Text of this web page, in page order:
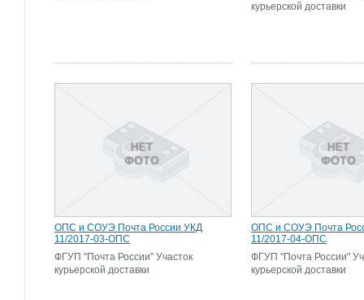
курьерской доставки
ОПС и СОУЭ Почта России УКД
11/2017-03-ОПС
ФГУП "Почта России" Участок
курьерской доставки
ОПС и СОУЭ Почта
11/2017-04-ОПС
ФГУП "Почта России"
курьерской доставки